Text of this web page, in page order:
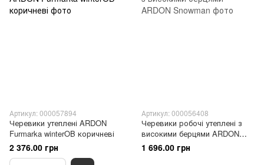
Артикул: 000057894
Черевики утеплені ARDON
Furmarka winterOB коричневі
2 376.00 грн
Артикул: 000056408
Черевики робочі утеплені з
високими берцями ARDON
Snowman
1 696.00 грн